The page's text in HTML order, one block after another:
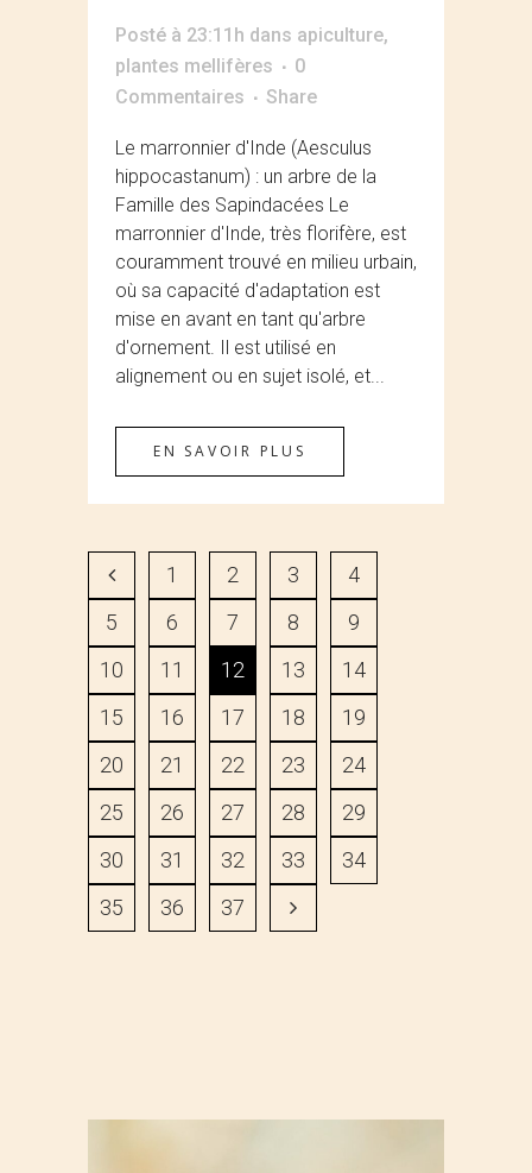
Posté à 23:11h dans apiculture,
plantes mellifères
0
Commentaires
Share
Le marronnier d'Inde (Aesculus
hippocastanum) : un arbre de la
Famille des Sapindacées Le
marronnier d'Inde, très florifère, est
couramment trouvé en milieu urbain,
où sa capacité d'adaptation est
mise en avant en tant qu'arbre
d'ornement. Il est utilisé en
alignement ou en sujet isolé, et...
EN SAVOIR PLUS
1 2 3
4
5
6 7 8
9
10
11 12 13
14
15
16 17 18
19
20
21 22 23
24
25
26 27 28
29
30
31 32 33
34
35
36 37